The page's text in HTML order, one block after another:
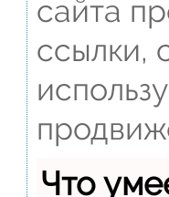
сайта
ссылки,
Что